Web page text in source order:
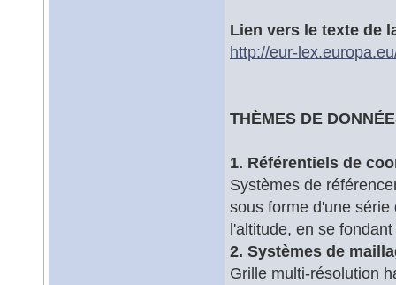
Lien vers le texte de
http://eur-
THÈMES DE
1. Référentiels de
Systèmes de
sous forme d'une
l'altitude, en se
2. Systèmes de
Grille multi-résolution